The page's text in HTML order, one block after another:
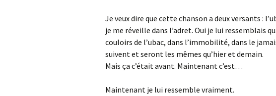
Je veux dire que cette chanson a deux versants :
je me réveille dans l’adret. Oui je lui ressemblais
couloirs de l’ubac, dans l’immobilité, dans le
suivent et seront les mêmes qu’hier et demain.
Mais ça c’était avant. Maintenant c’est…
Maintenant je lui ressemble vraiment.